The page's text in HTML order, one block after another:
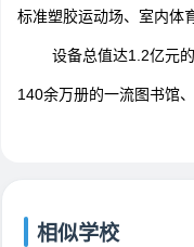
标准塑胶运动场、室内体
设备总值达1.2亿元
140余万册的一流图书馆
相似学校